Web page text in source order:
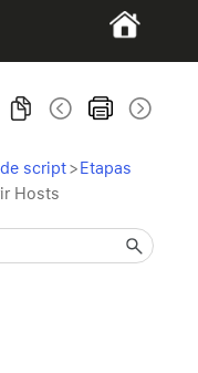
script >Etapas
Hosts